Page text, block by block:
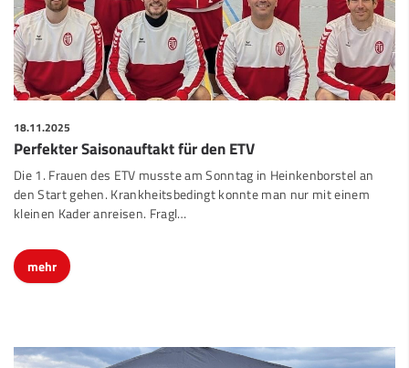
18.11.2025
Perfekter Saisonauftakt für den ETV
Die 1. Frauen des ETV musste am Sonntag in Heinkenborstel an
den Start gehen. Krankheitsbedingt konnte man nur mit einem
kleinen Kader anreisen. Fragl…
mehr